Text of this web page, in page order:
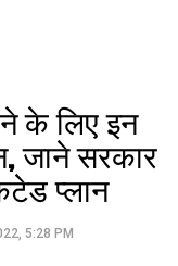
के लिए इन
जाने सरकार
प्लान
5:28 PM